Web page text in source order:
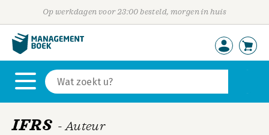
Op werkdagen voor 23:00 besteld, morgen in huis
IFRS - Auteur